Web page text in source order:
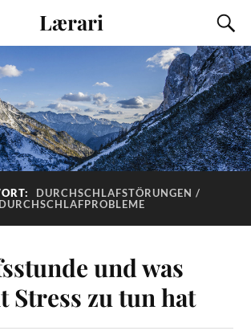
Lærari
DURCHSCHLAFSTÖRUNGEN /
DURCHSCHLAFPROBLEME
und was
Stress zu tun hat